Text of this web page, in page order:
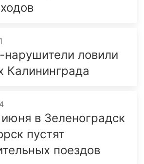
нарушители ловили
Калининграда
в Зеленоградск
пустят
поездов